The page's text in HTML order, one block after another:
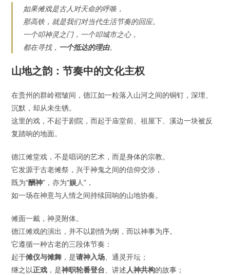
如果傩戏是古人对天命的呼唤，
那高铁，就是我们对当代生活节奏的回应。
一个叩神灵之门，一个叩城市之心，
都在寻找， 一个抵达的理由。
山地之韵：节奏中的文化主权
在贵州的群岭褶皱间，德江如一粒落入山河之间的铜钉，深埋、
沉默，却从未生锈。
这里的戏，不起于剧院，而起于庙堂前、祖屋下、溪边一块被反
复踏响的地面。
德江傩堂戏，不是唱词的艺术，而是身体的宗教。
它发源于古老傩祭，兴于神鬼之间的信仰交涉，
既为“酬神”，亦为“娱人”，
如一场在神意与人情之间持续回响的山地协奏。
傩面一戴，神灵附体。
德江傩戏的演出，并不以剧情为纲，而以神事为序。
它遵循一种古老的三段体节奏：
起于傩仪与傩舞 ，是请神入场、通灵开坛；
继之以正戏 ，是神职轮番登台、讲述人神共构的故事；